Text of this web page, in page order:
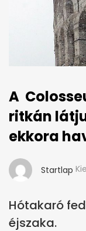
A
ritkán
ekkora
Startlap
Hótakaró
éjszaka.